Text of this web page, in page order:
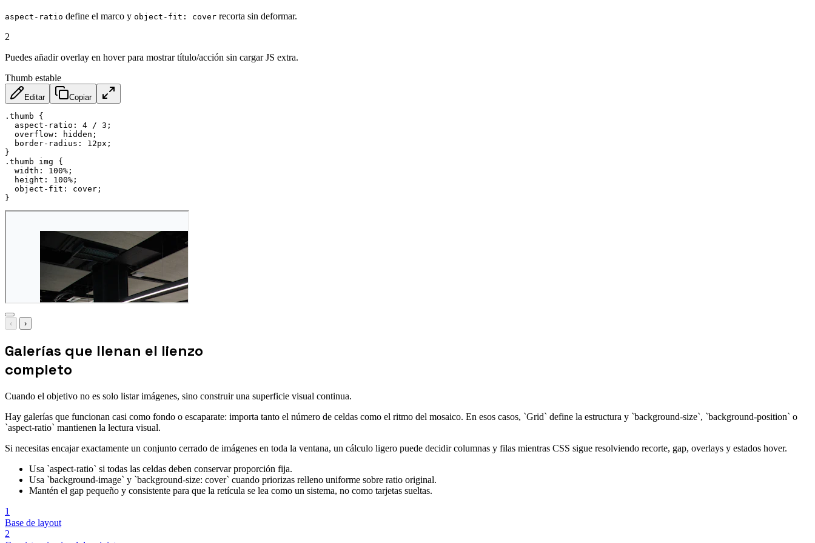
aspect-ratio define el marco y object-fit: cover recorta sin deformar.
2
Puedes añadir overlay en hover para mostrar título/acción sin cargar JS extra.
Thumb estable
Editar Copiar
.thumb
{
aspect-ratio : 4 / 3 ;
overflow : hidden ;
border-radius : 12px ;
}
.thumb img
{
width : 100% ;
height : 100% ;
object-fit : cover ;
}
‹ ›
Galerías que llenan el lienzo
completo
Cuando el objetivo no es solo listar imágenes, sino construir una superficie visual continua.
Hay galerías que funcionan casi como fondo o escaparate: importa tanto el número de celdas como el ritmo del mosaico. En esos casos, `Grid` define la estructura y `background-size`, `background-position` o
`aspect-ratio` mantienen la lectura visual.
Si necesitas encajar exactamente un conjunto cerrado de imágenes en toda la ventana, un cálculo ligero puede decidir columnas y filas mientras CSS sigue resolviendo recorte, gap, overlays y estados hover.
Usa `aspect-ratio` si todas las celdas deben conservar proporción fija.
Usa `background-image` y `background-size: cover` cuando priorizas relleno uniforme sobre ratio original.
Mantén el gap pequeño y consistente para que la retícula se lea como un sistema, no como tarjetas sueltas.
1
Base de layout
2